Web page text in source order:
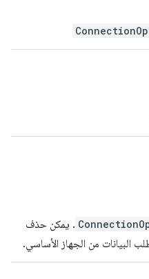
. يمكن حذف
البيانات من الجهاز الأساسي.